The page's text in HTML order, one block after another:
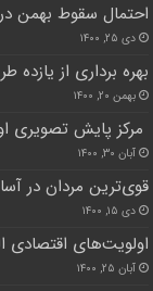
احتمال سقوط بهمن در
دی ۲۵, ۱۴۰۰
بهره برداری از یازده
بهمن ۲۰, ۱۴۰۰
مرکز پایش تصویری
آبان ۳۰, ۱۴۰۰
قوی‌ترین مردان در
دی ۱۵, ۱۴۰۰
اولویت‌های اقتصادی
آبان ۲۵, ۱۴۰۰